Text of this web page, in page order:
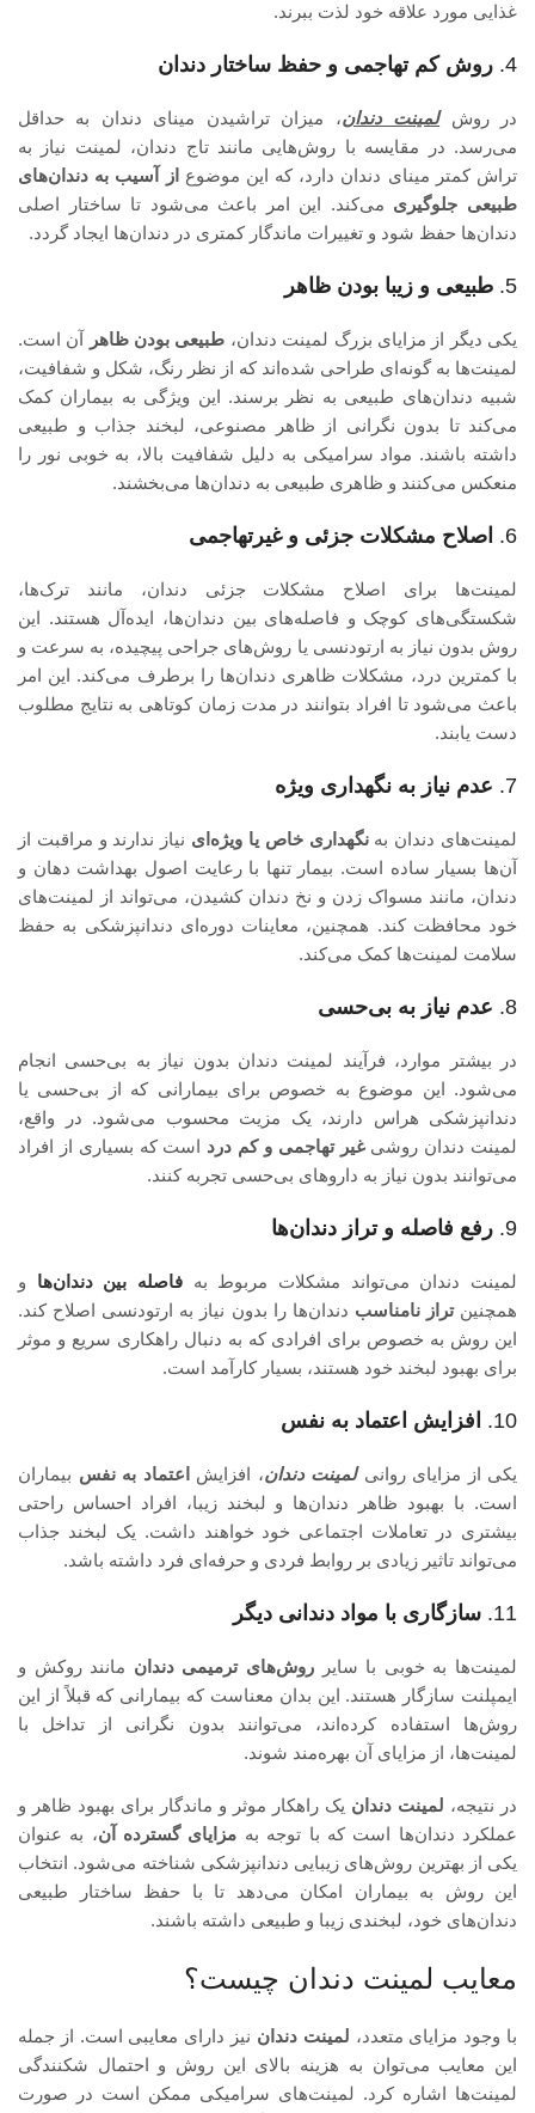
غذایی مورد علاقه خود لذت ببرند.
4. روش کم تهاجمی و حفظ ساختار دندان
در روشلمینت دندان، میزان تراشیدن مینای دندان به حداقل
می‌رسد. در مقایسه با روش‌هایی مانند تاج دندان، لمینت نیاز به
تراش کمتر مینای دندان دارد، که این موضوع از آسیب به دندان‌های
طبیعی جلوگیری می‌کند. این امر باعث می‌شود تا ساختار اصلی
دندان‌ها حفظ شود و تغییرات ماندگار کمتری در دندان‌ها ایجاد گردد.
5. طبیعی و زیبا بودن ظاهر
یکی دیگر از مزایای بزرگ لمینت دندان، طبیعی بودن ظاهر آن است.
لمینت‌ها به گونه‌ای طراحی شده‌اند که از نظر رنگ، شکل و شفافیت،
شبیه دندان‌های طبیعی به نظر برسند. این ویژگی به بیماران کمک
می‌کند تا بدون نگرانی از ظاهر مصنوعی، لبخند جذاب و طبیعی
داشته باشند. مواد سرامیکی به دلیل شفافیت بالا، به خوبی نور را
منعکس می‌کنند و ظاهری طبیعی به دندان‌ها می‌بخشند.
6. اصلاح مشکلات جزئی و غیرتهاجمی
لمینت‌ها برای اصلاح مشکلات جزئی دندان، مانند ترک‌ها،
شکستگی‌های کوچک و فاصله‌های بین دندان‌ها، ایده‌آل هستند. این
روش بدون نیاز به ارتودنسی یا روش‌های جراحی پیچیده، به سرعت و
با کمترین درد، مشکلات ظاهری دندان‌ها را برطرف می‌کند. این امر
باعث می‌شود تا افراد بتوانند در مدت زمان کوتاهی به نتایج مطلوب
دست یابند.
7. عدم نیاز به نگهداری ویژه
لمینت‌های دندان بهنگهداری خاص یا ویژه‌ای نیاز ندارند و مراقبت از
آن‌ها بسیار ساده است. بیمار تنها با رعایت اصول بهداشت دهان و
دندان، مانند مسواک زدن و نخ دندان کشیدن، می‌تواند از لمینت‌های
خود محافظت کند. همچنین، معاینات دوره‌ای دندانپزشکی به حفظ
سلامت لمینت‌ها کمک می‌کند.
8. عدم نیاز به بی‌حسی
در بیشتر موارد، فرآیند لمینت دندان بدون نیاز به بی‌حسی انجام
می‌شود. این موضوع به خصوص برای بیمارانی که از بی‌حسی یا
دندانپزشکی هراس دارند، یک مزیت محسوب می‌شود. در واقع،
لمینت دندان روشیغیر تهاجمی و کم درد است که بسیاری از افراد
می‌توانند بدون نیاز به داروهای بی‌حسی تجربه کنند.
9. رفع فاصله و تراز دندان‌ها
لمینت دندان می‌تواند مشکلات مربوط به فاصله بین دندان‌ها و
همچنینتراز نامناسب دندان‌ها را بدون نیاز به ارتودنسی اصلاح کند.
این روش به خصوص برای افرادی که به دنبال راهکاری سریع و موثر
برای بهبود لبخند خود هستند، بسیار کارآمد است.
10. افزایش اعتماد به نفس
یکی از مزایای روانیلمینت دندان، افزایش اعتماد به نفس بیماران
است. با بهبود ظاهر دندان‌ها و لبخند زیبا، افراد احساس راحتی
بیشتری در تعاملات اجتماعی خود خواهند داشت. یک لبخند جذاب
می‌تواند تاثیر زیادی بر روابط فردی و حرفه‌ای فرد داشته باشد.
11. سازگاری با مواد دندانی دیگر
لمینت‌ها به خوبی با سایر روش‌های ترمیمی دندان مانند روکش و
ایمپلنت سازگار هستند. این بدان معناست که بیمارانی که قبلاً از این
روش‌ها استفاده کرده‌اند، می‌توانند بدون نگرانی از تداخل با
لمینت‌ها، از مزایای آن بهره‌مند شوند.
در نتیجه، لمینت دندان یک راهکار موثر و ماندگار برای بهبود ظاهر و
عملکرد دندان‌ها است که با توجه به مزایای گسترده آن، به عنوان
یکی از بهترین روش‌های زیبایی دندانپزشکی شناخته می‌شود. انتخاب
این روش به بیماران امکان می‌دهد تا با حفظ ساختار طبیعی
دندان‌های خود، لبخندی زیبا و طبیعی داشته باشند.
معایب لمینت دندان چیست؟
با وجود مزایای متعدد، لمینت دندان نیز دارای معایبی است. از جمله
این معایب می‌توان به هزینه بالای این روش و احتمال شکنندگی
لمینت‌ها اشاره کرد. لمینت‌های سرامیکی ممکن است در صورت